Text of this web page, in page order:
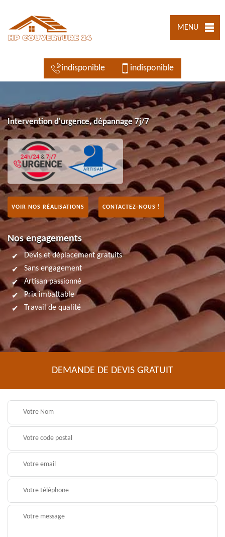
MENU
indisponible indisponible
Intervention d'urgence, dépannage 7j/7
VOIR NOS RÉALISATIONS CONTACTEZ-NOUS !
Nos engagements
Devis et déplacement gratuits
Sans engagement
Artisan passionné
Prix imbattable
Travail de qualité
DEMANDE DE DEVIS GRATUIT